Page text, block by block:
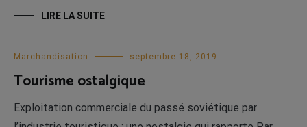
LIRE LA SUITE
Marchandisation septembre 18, 2019
Tourisme ostalgique
Exploitation commerciale du passé soviétique par